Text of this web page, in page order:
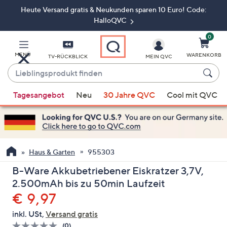
ZumHeute Versand gratis & Neukunden sparen 10 Euro! Code:
HalloQVC
MENÜ TV-RÜCKBLICK
Lieblingsprodukt
finden
Vorschläge
verfügbar
sind,
verwenden
Sie
die
Pfeiltasten
nach
oben
und
nach
MEIN QVC
0
WARENKORB
Tagesangebot Neu 30 Jahre QVC Cool mit QVC
Haus & Garten 955303
B-Ware Akkubetriebener Eiskratzer 3,7V,
2.500mAh bis zu 50min Laufzeit
Gelöscht
€ 9,97
inkl. USt, Versand gratis
(0)